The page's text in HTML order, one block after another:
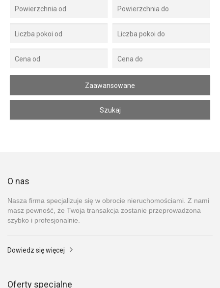
O nas
Nasza firma specjalizuje się w obrocie nieruchomościami. Z nami
masz pewność, że Twoja transakcja zostanie przeprowadzona
szybko i profesjonalnie.
Dowiedz się więcej
Oferty specjalne